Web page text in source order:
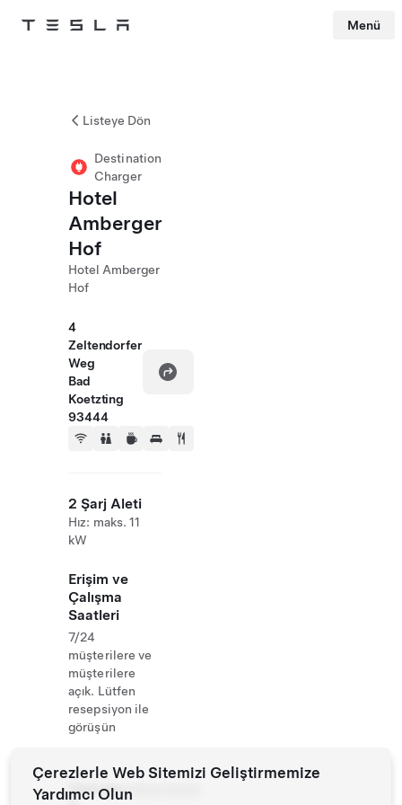
Tesla Menü
Listeye Dön
Destination
Charger
Hotel
Amberger
Hof
Hotel Amberger
Hof
4
Zeltendorfer
Weg
Bad
Koetzting
93444
2 Şarj Aleti
Hız: maks. 11
kW
Erişim ve
Çalışma
Saatleri
7/24
müşterilere ve
müşterilere
açık. Lütfen
resepsiyon ile
görüşün
Website4999419500
Çerezlerle Web Sitemizi Geliştirmemize
Yardımcı Olun